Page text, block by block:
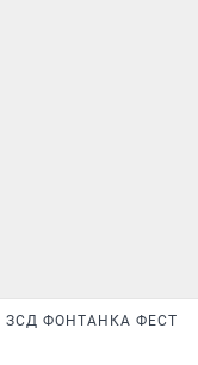
ЗСД ФОНТАНКА ФЕСТ